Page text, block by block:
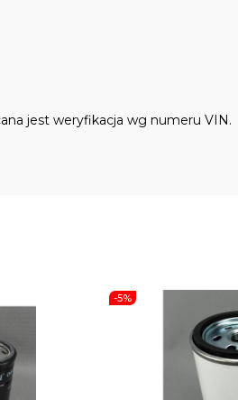
jest weryfikacja wg numeru VIN.
-5%